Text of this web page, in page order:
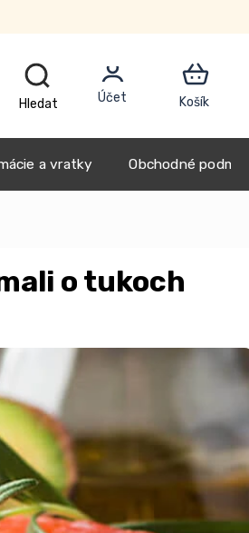
a vratky Obchodné
o tukoch